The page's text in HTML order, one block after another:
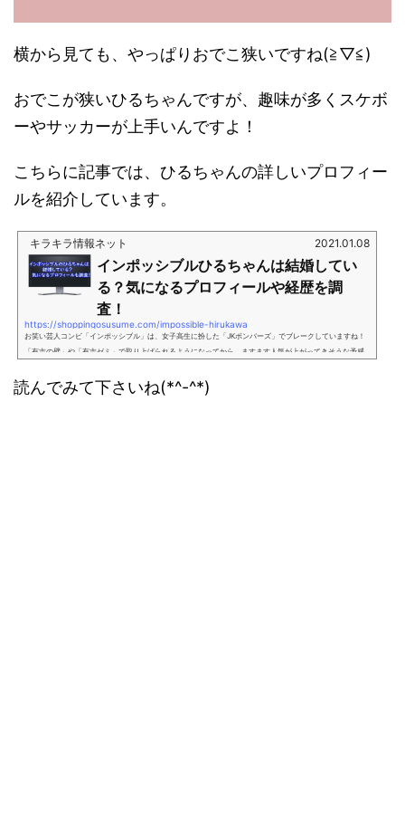
横から見ても、やっぱりおでこ狭いですね(≧▽≦)
おでこが狭いひるちゃんですが、趣味が多くスケボ
ーやサッカーが上手いんですよ！
こちらに記事では、ひるちゃんの詳しいプロフィー
ルを紹介しています。
キラキラ情報ネット 2021.01.08
インポッシブルひるちゃんは結婚してい
る？気になるプロフィールや経歴を調
査！
https://shoppingosusume.com/impossible-hirukawa
お笑い芸人コンビ「インポッシブル」は、女子高生に扮した「JKボンバーズ」でブレークしていますね！
「有吉の壁」や「有吉ゼミ」で取り上げられるようになってから、ますます人気が上がってきそうな予感
ブルの蛭川ことひるちゃんは結婚しているのかや気になるプロフィールを紹介しますね。インポッシブル
ひるちゃん（蛭川）は結婚して子供がいる？インポッシブルのひるちゃんが結婚しているのか調べてみま
読んでみて下さいね(*^-^*)